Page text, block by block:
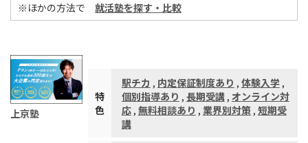
※ほかの方法で 就活塾を探す・比較
上京塾
特
色
駅チカ , 内定保証制度あり , 体験入学,
個別指導あり , 長期受講, オンライン対
応, 無料相談あり , 業界別対策, 短期受
講